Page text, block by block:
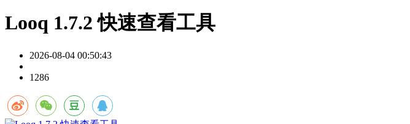
Looq 1.7.2 快速查看工具
2026-08-04 00:50:43
1286